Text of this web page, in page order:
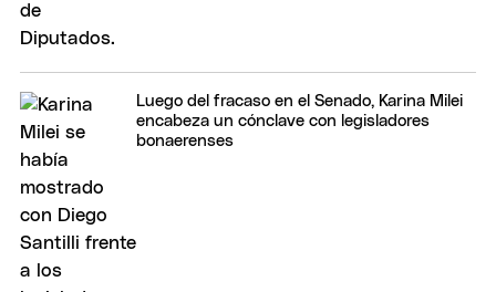
Luego del fracaso en el Senado, Karina Milei
encabeza un cónclave con legisladores
bonaerenses